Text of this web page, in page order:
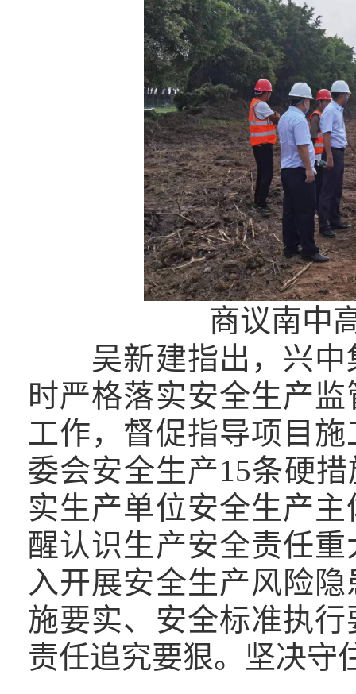
商议南中
吴新建指出，兴中
时严格落实安全生产
工作，督促指导项目
委会安全生产15条硬
实生产单位安全生产
醒认识生产安全责任
入开展安全生产风险
施要实、安全标准执
责任追究要狠。坚决守